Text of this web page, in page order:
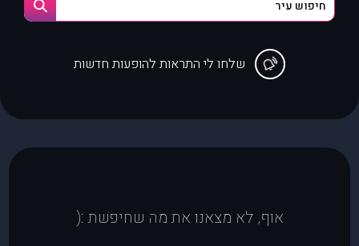
שלחו לי התראות להופעות חדשות
אוף, לא מצאנו את מה שחיפשת :(